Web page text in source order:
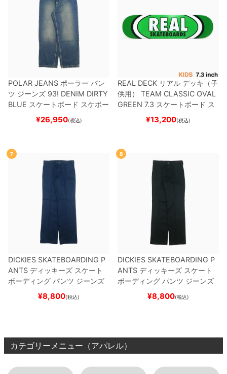
POLAR JEANS ポーラー パン
ツ ジーンズ 93! DENIM DIRTY
BLUE スケートボード スケボー
¥26,950(税込)
REAL DECK リアル デッキ（子
供用）
TEAM CLASSIC OVAL
GREEN 7.3 スケートボード ス
¥13,200(税込)
7
DICKIES SKATEBOARDING P
ANTS ディッキーズ スケート
ボーディング パンツ ジーンズ
SLIM FIT 30 LENGTH
スケートボード スケボ
¥8,800(税込)
8
DICKIES SKATEBOARDING P
ANTS ディッキーズ スケート
ボーディング パンツ ジーンズ
SLIM FIT 30 LENGTH
スケートボード スケボー
¥8,800(税込)
カテゴリーメニュー（アパレル）